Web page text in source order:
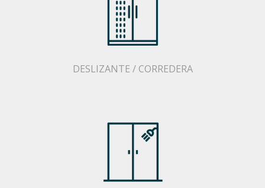
DESLIZANTE / CORREDERA